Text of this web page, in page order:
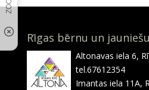
Rīgas bērnu un
Altonavas iela 6,
tel.67612354
Imantas iela 11A,